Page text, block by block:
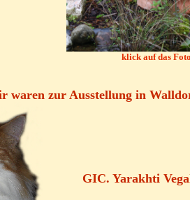
klick auf das Foto
waren zur Ausstellung in
GIC. Yarakhti